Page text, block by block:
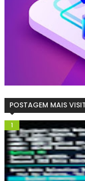
POSTAGEM MAIS